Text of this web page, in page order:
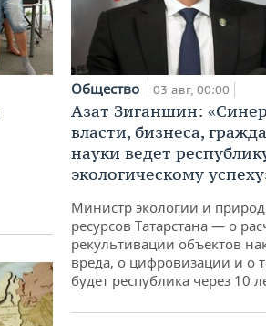
Общество 03 авг, 00:00
Азат Зиганшин:
власти, бизнеса,
науки ведет
экологическому
Министр экологии и
ресурсов Татарстана — о
рекультивации объектов
вреда, о цифровизации и о
будет республика через 10